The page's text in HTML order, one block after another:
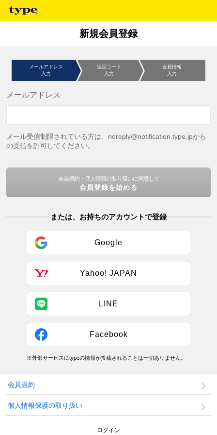
新規会員登録
メールアドレス
入力
認証コード
入力
会員情報
入力
メールアドレス
メール受信制限されている方は、noreply@notification.type.jpから
の受信を許可してください。
会員規約・個人情報の取り扱いに同意して
会員登録を始める
または、お持ちのアカウントで登録
Google
Yahoo! JAPAN
LINE
Facebook
※外部サービスにtypeの情報が投稿されることは一切ありません。
会員規約
個人情報保護の取り扱い
ログイン